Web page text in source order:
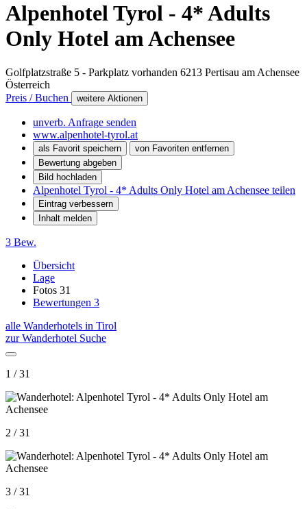
Alpenhotel Tyrol - 4* Adults
Only Hotel am Achensee
Golfplatzstraße 5 - Parkplatz vorhanden 6213 Pertisau am Achensee
Österreich
Preis / Buchen
weitere Aktionen
unverb. Anfrage senden
www.alpenhotel-tyrol.at
als Favorit speichern
von Favoriten entfernen
Bewertung abgeben
Bild hochladen
Alpenhotel Tyrol - 4* Adults Only Hotel am Achensee teilen
Eintrag verbessern
Inhalt melden
3 Bew.
Übersicht
Lage
Fotos 31
Bewertungen 3
alle Wanderhotels in Tirol
zur Wanderhotel Suche
1 / 31
2 / 31
3 / 31